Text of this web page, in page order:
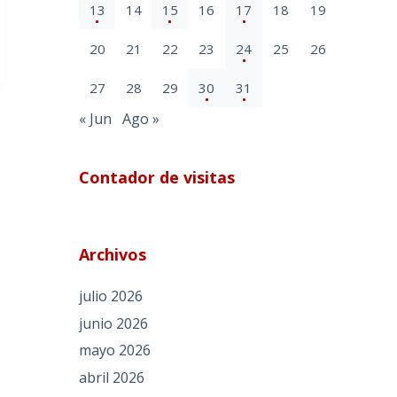
13 14 15 16 17 18 19
20 21 22 23 24 25 26
27 28 29 30 31
« Jun Ago »
Contador de visitas
Archivos
julio 2026
junio 2026
mayo 2026
abril 2026